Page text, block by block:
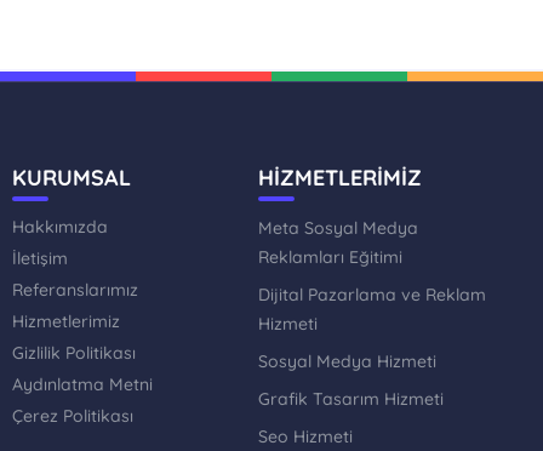
KURUMSAL
Hakkımızda
İletişim
Referanslarımız
Hizmetlerimiz
Gizlilik Politikası
Aydınlatma Metni
Çerez Politikası
HİZMETLERİMİZ
Meta Sosyal Medya
Reklamları Eğitimi
Dijital Pazarlama ve Reklam
Hizmeti
Sosyal Medya Hizmeti
Grafik Tasarım Hizmeti
Seo Hizmeti